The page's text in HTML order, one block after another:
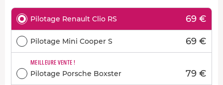
Pilotage Renault Clio RS 69 €
Pilotage Mini Cooper S 69 €
MEILLEURE VENTE !
Pilotage Porsche Boxster 79 €